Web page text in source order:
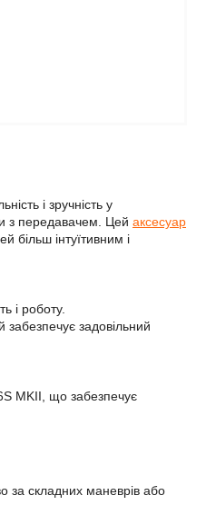
і зручність у
з передавачем. Цей аксесуар
більш інтуїтивним і
і роботу.
задовільний
MKII, що забезпечує
за складних маневрів або